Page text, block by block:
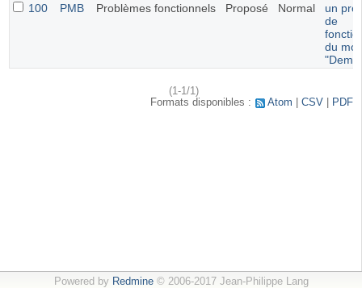
100
PMB Problèmes fonctionnels Proposé Normal
un
de
du
(1-1/1)
Formats disponibles :
Atom CSV PDF
Powered by Redmine© 2006-2017 Jean-Philippe Lang